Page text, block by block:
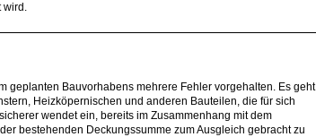
wird.
geplanten Bauvorhabens mehrere Fehler vorgehalten. Es geht
Heizköpernischen und anderen Bauteilen, die für sich
wendet ein, bereits im Zusammenhang mit dem
bestehenden Deckungssumme zum Ausgleich gebracht zu